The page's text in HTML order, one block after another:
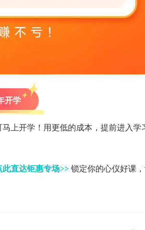
开学
马上开学！用更低的成本，提前进入学
此直达钜惠专场>> 锁定你的心仪好课